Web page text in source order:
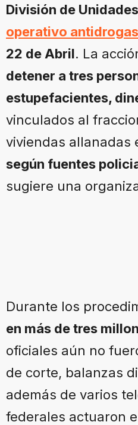
División de
operativo antidrogas
22 de Abril. La
detener a tres
estupefacientes,
vinculados al
viviendas allanadas
según fuentes
sugiere una
Durante los
en más de tres
oficiales aún no
de corte, balanzas
además de varios
federales actuaron